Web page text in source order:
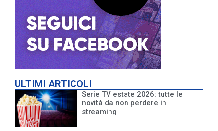
ULTIMI ARTICOLI
Serie TV estate 2026: tutte le
novità da non perdere in
streaming